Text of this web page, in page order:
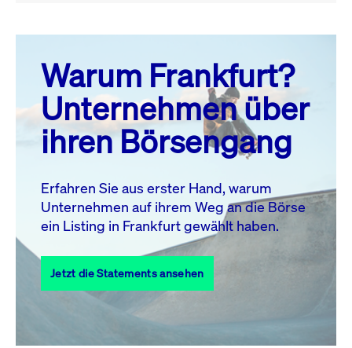
August 26
MO. DI. MI. DO. FR. SA. SO.
1
2
3
4 5 6 7 8
10 11 13 14
17
18 19 20 21 22
23
27 28
31
Alle Events
Warum Frankfurt?
Unternehmen über
ihren Börsengang
Erfahren Sie aus erster Hand, warum
Unternehmen auf ihrem Weg an die Börse
ein Listing in Frankfurt gewählt haben.
Jetzt die Statements ansehen